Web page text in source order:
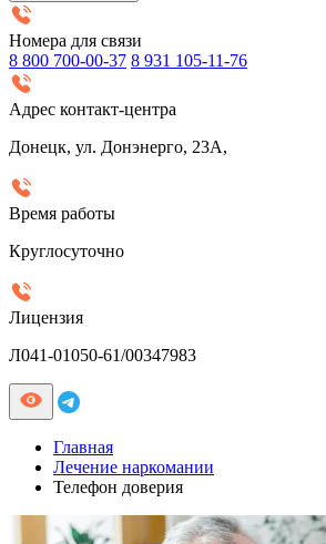
Номера для связи
8 800 700-00-37 8 931 105-11-76
Адрес контакт-центра
Донецк, ул. Донэнерго, 23А,
Время работы
Круглосуточно
Лицензия
Л041-01050-61/00347983
Главная
Лечение наркомании
Телефон доверия